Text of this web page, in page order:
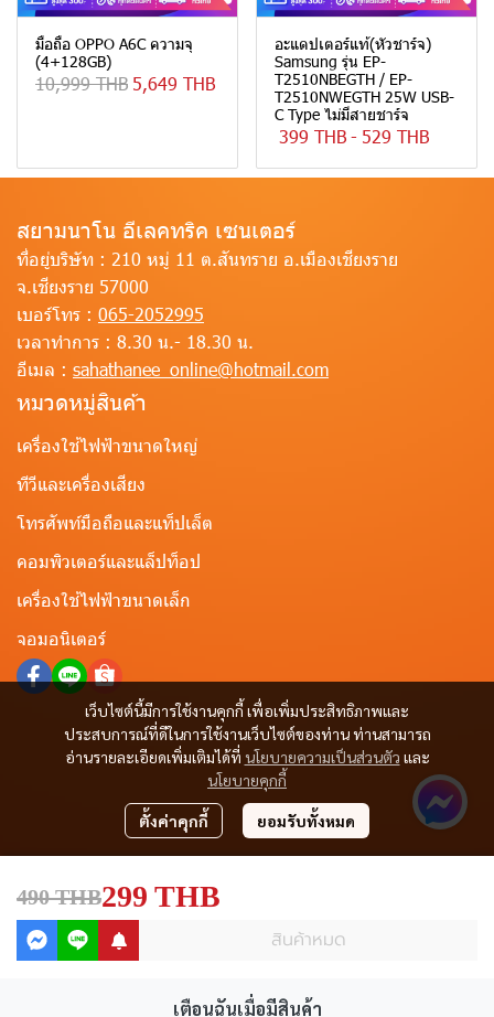
มือถือ OPPO A6C ความจุ
(4+128GB)
10,999 THB 5,649 THB
อะแดปเตอร์แท้(หัวชาร์จ)
Samsung รุ่น EP-
T2510NBEGTH / EP-
T2510NWEGTH 25W USB-
C Type ไม่มีสายชาร์จ
399 THB- 529 THB
490 THB299 THB
สินค้าหมด
เตือนฉันเมื่อมีสินค้า
เว็บไซต์นี้มีการใช้งานคุกกี้ เพื่อเพิ่มประสิทธิภาพและ
ประสบการณ์ที่ดีในการใช้งานเว็บไซต์ของท่าน ท่านสามารถ
อ่านรายละเอียดเพิ่มเติมได้ที่ นโยบายความเป็นส่วนตัว และ
นโยบายคุกกี้
ตั้งค่าคุกกี้ ยอมรับทั้งหมด
สยามนาโน อีเลคทริค เซนเตอร์
ที่อยู่บริษัท : 210 หมู่ 11 ต.สันทราย อ.เมืองเชียงราย
จ.เชียงราย 57000
เบอร์โทร : 065-2052995
เวลาทำการ : 8.30 น.- 18.30 น.
อีเมล : sahathanee_online@hotmail.com
หมวดหมู่สินค้า
เครื่องใช้ไฟฟ้าขนาดใหญ่
ทีวีและเครื่องเสียง
โทรศัพท์มือถือและแท็ปเล็ต
คอมพิวเตอร์และแล็ปท็อป
เครื่องใช้ไฟฟ้าขนาดเล็ก
จอมอนิเตอร์